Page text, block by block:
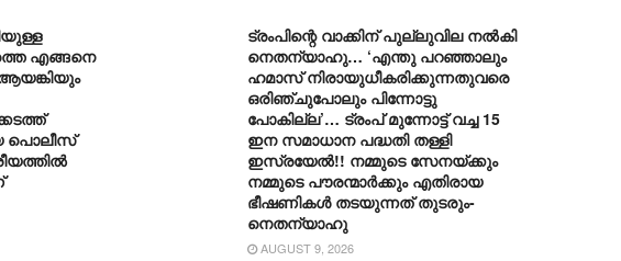
എങ്ങനെ
പൊലീസ്
ട്രംപിന്റെ വാക്കിന് പുല്ലുവില നൽകി
നെതന്യാഹു… ‘എന്തു പറഞ്ഞാലും
ഹമാസ് നിരായുധീകരിക്കുന്നതുവരെ
ഒരിഞ്ചുപോലും പിന്നോട്ടു
പോകില്ല’… ട്രംപ് മുന്നോ‌ട്ട് വച്ച 15
ഇന സമാധാന പദ്ധതി തള്ളി
ഇസ്രയേൽ!! നമ്മുടെ സേനയ്ക്കും
നമ്മുടെ പൗരന്മാർക്കും എതിരായ
ഭീഷണികൾ തടയുന്നത് തുടരും-
നെതന്യാഹു
AUGUST 9, 2026